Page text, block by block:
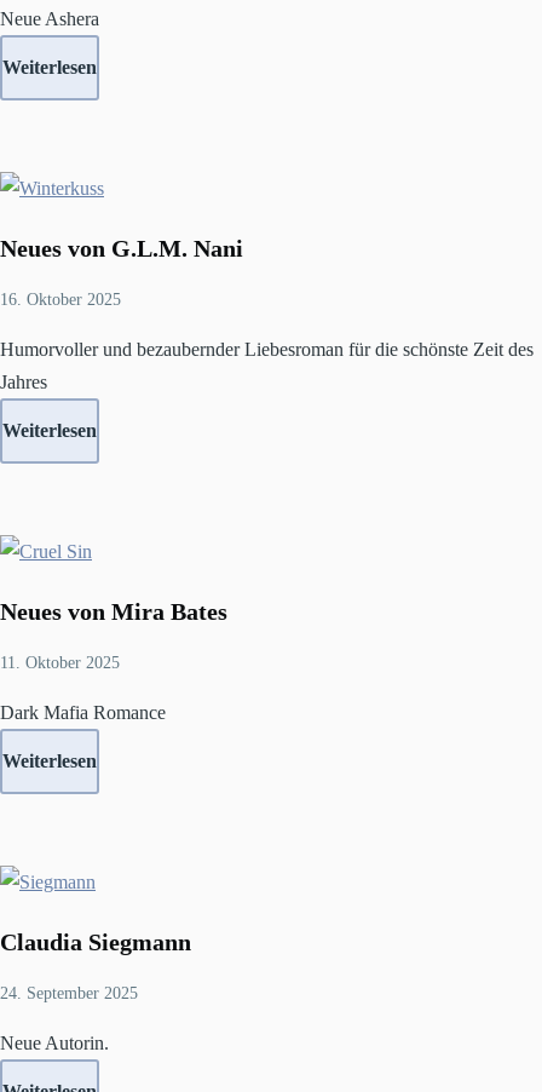
Neue Ashera
Weiterlesen
Neues von G.L.M. Nani
16. Oktober 2025
Humorvoller und bezaubernder Liebesroman für die schönste Zeit des
Jahres
Weiterlesen
Neues von Mira Bates
11. Oktober 2025
Dark Mafia Romance
Weiterlesen
Claudia Siegmann
24. September 2025
Neue Autorin.